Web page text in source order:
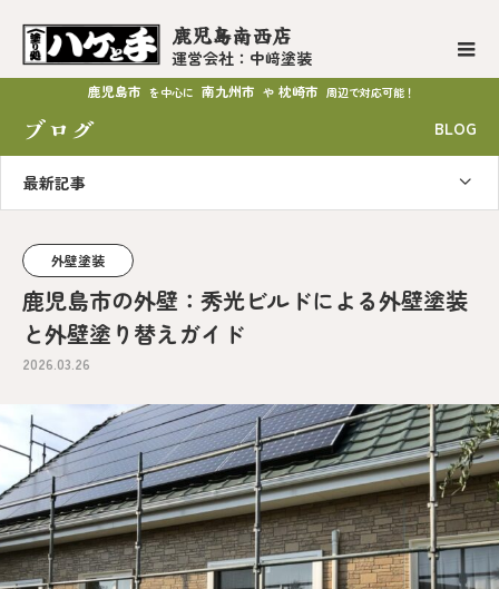
鹿児島南西店
運営会社：中﨑塗装
鹿児島市 を中心に 南九州市 や 枕崎市 周辺で対応可能！
ブログ BLOG
最新記事
外壁塗装
鹿児島市の外壁：秀光ビルドによる外壁塗装
と外壁塗り替えガイド
2026.03.26